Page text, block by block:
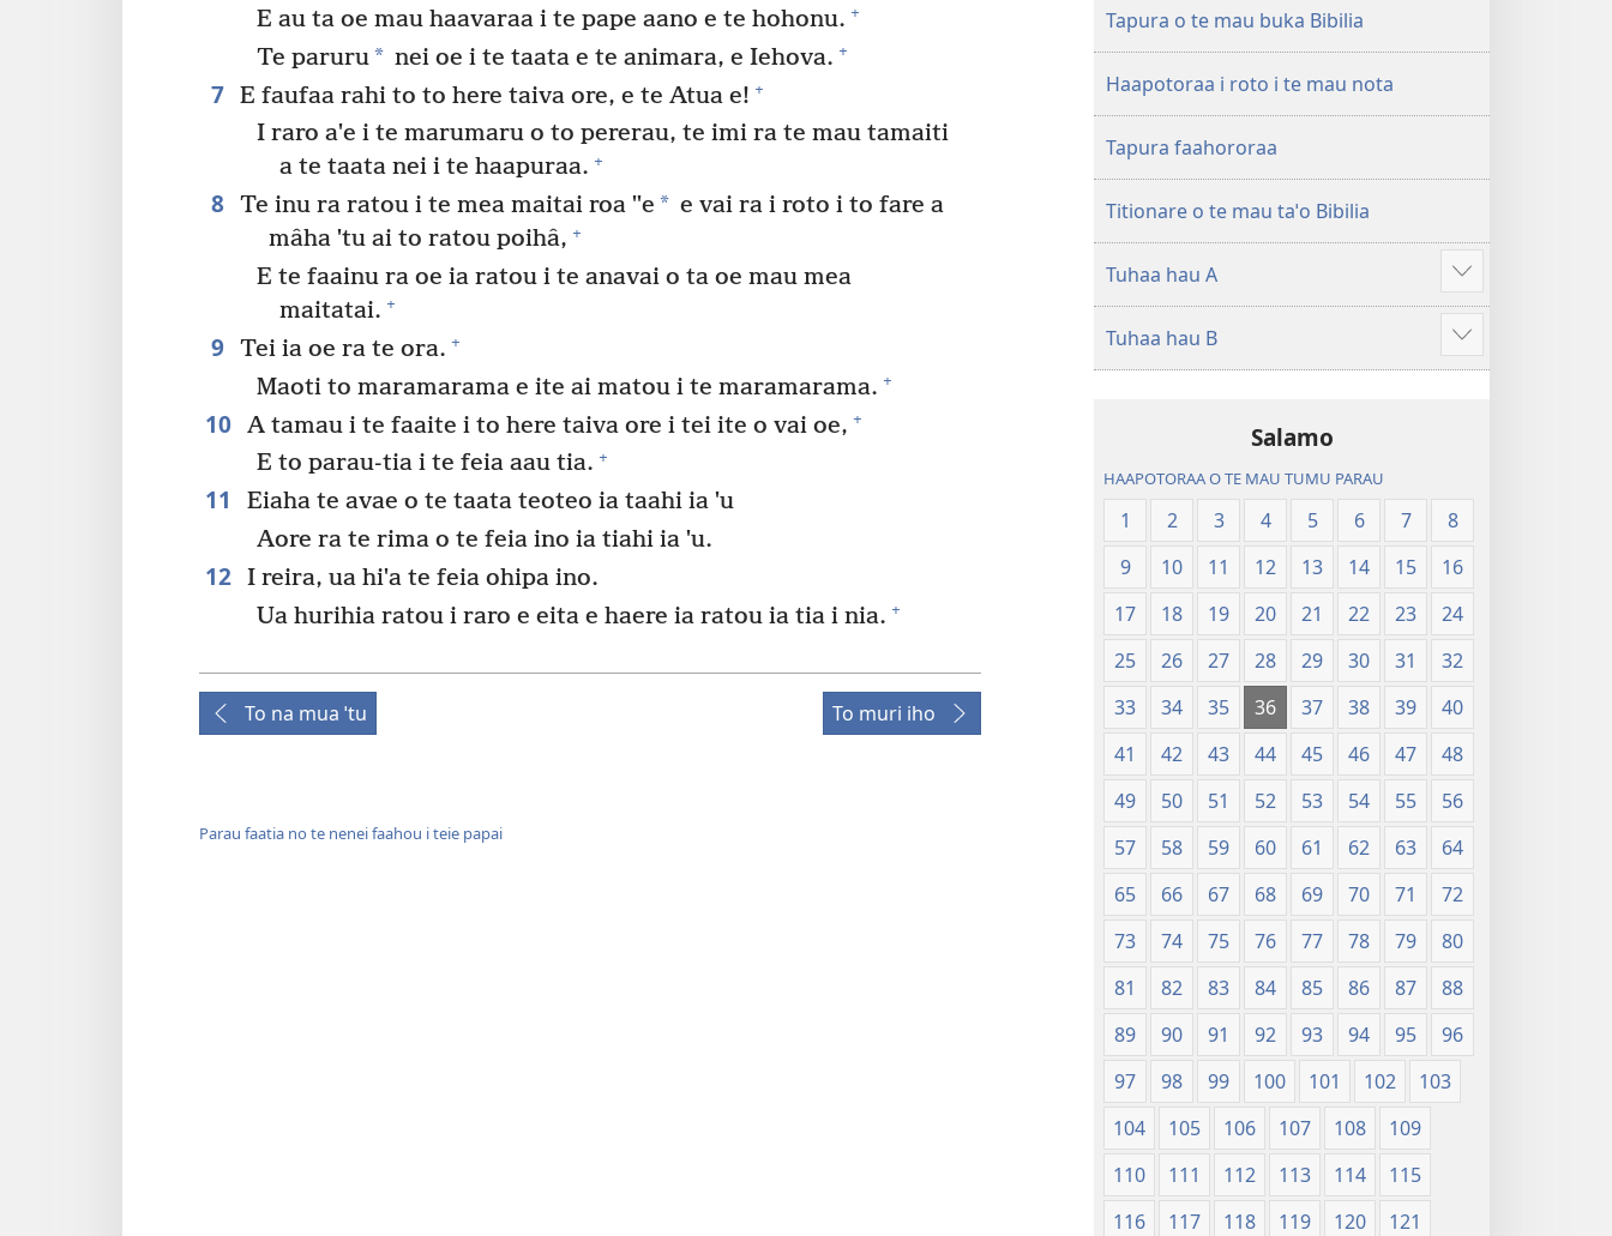
E au ta oe mau haavaraa i te pape aano e te hohonu. +
Te paruru* nei oe i te taata e te animara, e Iehova. +
7 E faufaa rahi to to here taiva ore, e te Atua e! +
I raro aˈe i te marumaru o to pererau, te imi ra te mau tamaiti
a te taata nei i te haapuraa. +
8 Te inu ra ratou i te mea maitai roa ˈˈe * e vai ra i roto i to fare a
mâha ˈtu ai to ratou poihâ, +
E te faainu ra oe ia ratou i te anavai o ta oe mau mea
maitatai. +
9 Tei ia oe ra te ora. +
Maoti to maramarama e ite ai matou i te maramarama. +
10 A tamau i te faaite i to here taiva ore i tei ite o vai oe, +
E to parau-tia i te feia aau tia. +
11
Eiaha te avae o te taata teoteo ia taahi ia ˈu
Aore ra te rima o te feia ino ia tiahi ia ˈu.
12 I reira, ua hiˈa te feia ohipa ino.
Ua hurihia ratou i raro e eita e haere ia ratou ia tia i nia. +
To na mua ˈtu To muri iho
Parau faatia no te nenei faahou i teie papai
ao
apî
Huriraa
o
te
Tapura o te mau buka Bibilia
Haapotoraa i roto i te mau nota
Tapura faahororaa
Titionare o te mau taˈo Bibilia
Tuhaa hau A
Hi
ˈo
hau
atu
Tuhaa hau B
Hi
ˈo
Salamo
HAAPOTORAA O TE MAU TUMU PARAU
1 2 3 4 5 6 7
8
9
10 11 12 13 14 15
16
17
18 19 20 21 22 23
24
25
26 27 28 29 30 31
32
33
34 35 36 37 38 39
40
41
42 43 44 45 46 47
48
49
50 51 52 53 54 55
56
57
58 59 60 61 62 63
64
65
66 67 68 69 70 71
72
73
74 75 76 77 78 79
80
81
82 83 84 85 86 87
88
89
90 91 92 93 94 95
96
97
98 99 100 101 102
103
104
105 106 107 108
109
110
111 112 113 114
115
116
117 118 119 120
121